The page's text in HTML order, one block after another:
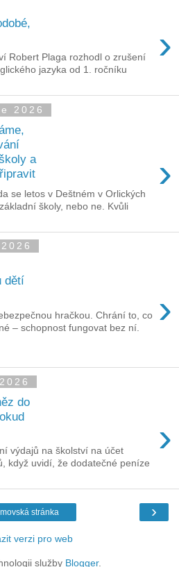
›
Robert Plaga rozhodl o zrušení
jazyka od 1. ročníku
2026
a
›
se letos v Deštném v Orlických
školy, nebo ne. Kvůli
dětí
›
hračkou. Chrání to, co
– schopnost fungovat bez ní.
do
›
výdajů na školství na účet
když uvidí, že dodatečné peníze
›
stránka
verzi pro web
služby Blogger.